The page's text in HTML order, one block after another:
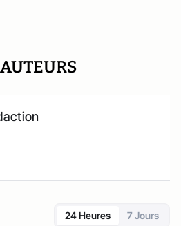
24 Heures 7 Jours